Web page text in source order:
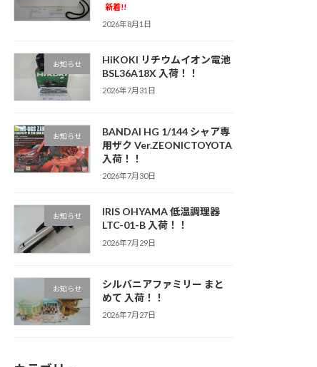
新着!!
2026年8月1日
お知らせ
HiKOKI リチウムイオン電池
BSL36A18X 入荷！！
2026年7月31日
お知らせ
BANDAI HG 1/144 シャア専
用ザク Ver.ZEONICTOYOTA
入荷！！
2026年7月30日
お知らせ
IRIS OHYAMA 低温調理器
LTC-01-B 入荷！！
2026年7月29日
お知らせ
シルバニアファミリー まと
めて 入荷！！
2026年7月27日